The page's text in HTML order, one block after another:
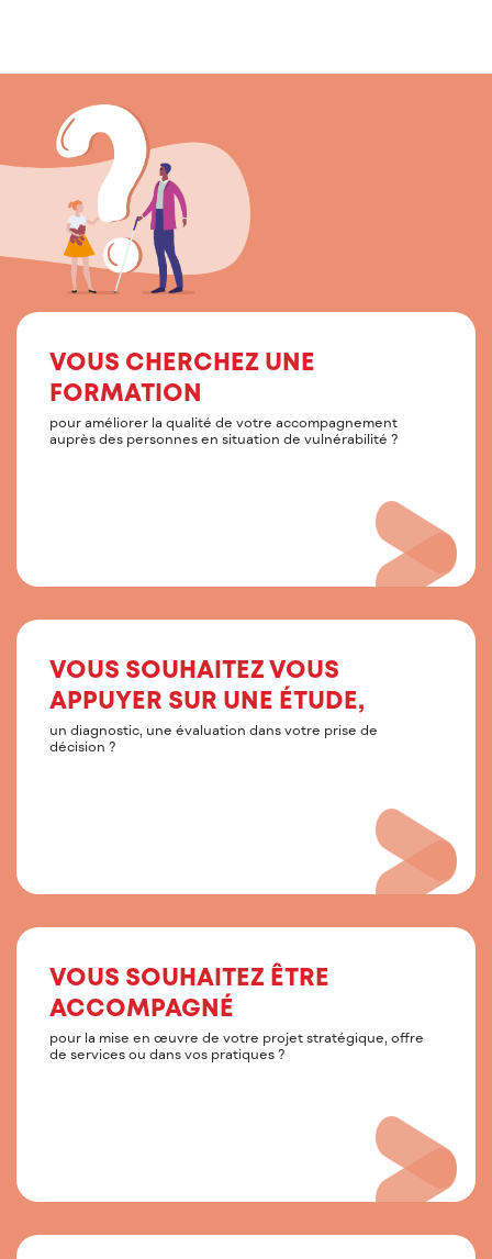
VOUS CHERCHEZ UNE
FORMATION
pour améliorer la qualité de votre accompagnement
auprès des personnes en situation de vulnérabilité ?
VOUS SOUHAITEZ VOUS
APPUYER SUR UNE ÉTUDE,
un diagnostic, une évaluation dans votre prise de
décision ?
VOUS SOUHAITEZ ÊTRE
ACCOMPAGNÉ
pour la mise en œuvre de votre projet stratégique, offre
de services ou dans vos pratiques ?